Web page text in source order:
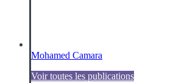
Mohamed Camara
Voir toutes les publications